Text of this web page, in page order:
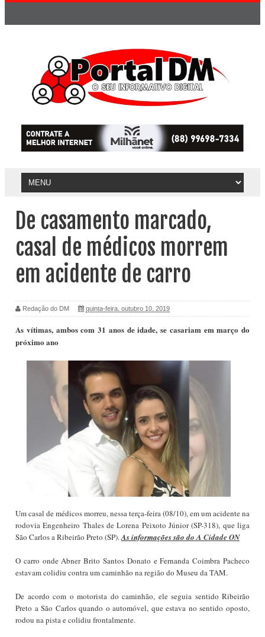
De casamento marcado,
casal de médicos morrem
em acidente de carro
Redação do DM quinta-feira, outubro 10, 2019
As vítimas, ambos com 31 anos de idade, se casariam em março do
próximo ano
Um casal de médicos morreu, nessa terça-feira (08/10), em um acidente na
rodovia Engenheiro Thales de Lorena Peixoto Júnior (SP-318), que liga
São Carlos a Ribeirão Preto (SP).As informações são doA Cidade ON
O carro onde Abner Brito Santos Donato e Fernanda Coimbra Pacheco
estavam colidiu contra um caminhão na região do Museu da TAM.
De acordo com o motorista do caminhão, ele seguia sentido Ribeirão
Preto a São Carlos quando o automóvel, que estava no sentido oposto,
rodou na pista e colidiu frontalmente.